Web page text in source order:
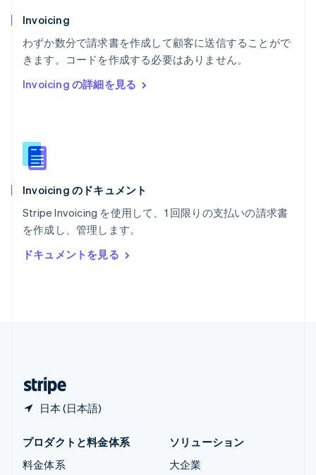
Invoicing
わずか数分で請求書を作成して顧客に送信することがで
きます。コードを作成する必要はありません。
Invoicing の詳細を見る
Invoicing のドキュメント
Stripe Invoicing を使用して、1 回限りの支払いの請求書
を作成し、管理します。
ドキュメントを見る
日本 (日本語)
ポーランド
English
ポルトガル
PortuguêsEnglish
English
Español
ラトビア
リトアニア
リヒテンシュタイン
Deutsch English
ルーマニア
English
プロダクトと料金体系
料金体系
ソリューション
大企業